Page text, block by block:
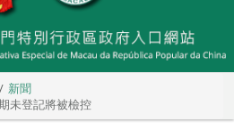
新聞
未登記將被檢控